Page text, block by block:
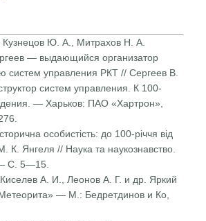
Ю. А., Митрахов Н. А.
— выдающийся организатор
систем управления РКТ // Сергеев В.
систем управления. К 100-
— Харьков: ПАО «Хартрон»,
особистість: до 100-річчя від
К. Янгеля // Наука та наукознавство.
С. 5—15.
А. И., Леонов А. Г. и др. Яркий
— М.: Бедретдинов и Ко,